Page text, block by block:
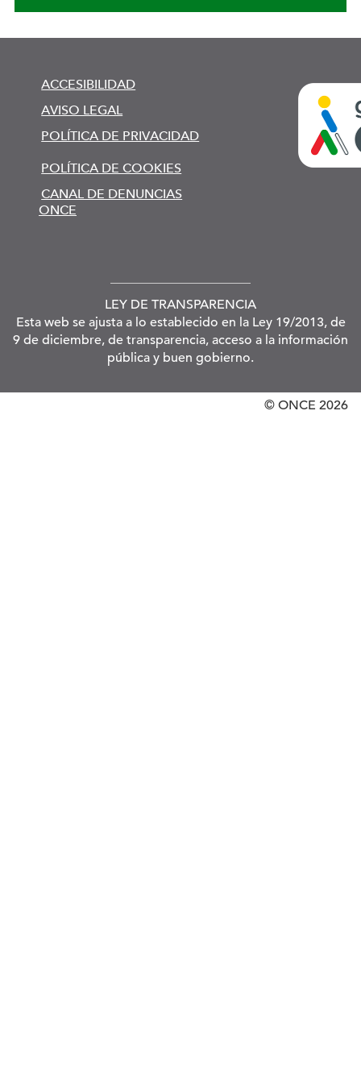
ACCESIBILIDAD
AVISO LEGAL
POLÍTICA DE PRIVACIDAD
POLÍTICA DE COOKIES
CANAL DE DENUNCIAS
ONCE
LEY DE TRANSPARENCIA
Esta web se ajusta a lo establecido en la Ley 19/2013, de
9 de diciembre, de transparencia, acceso a la información
pública y buen gobierno.
© ONCE 2026